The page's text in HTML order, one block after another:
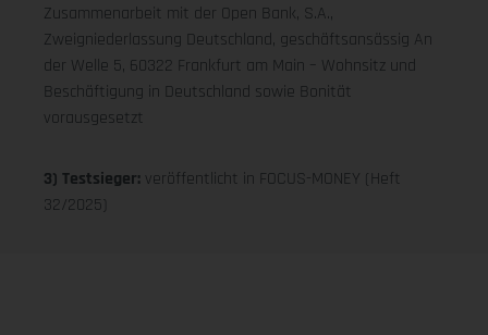
Zusammenarbeit mit der Open Bank, S.A.,
Zweigniederlassung Deutschland, geschäftsansässig An
der Welle 5, 60322 Frankfurt am Main – Wohnsitz und
Beschäftigung in Deutschland sowie Bonität
vorausgesetzt
3) Testsieger: veröffentlicht in FOCUS-MONEY (Heft
32/2025)